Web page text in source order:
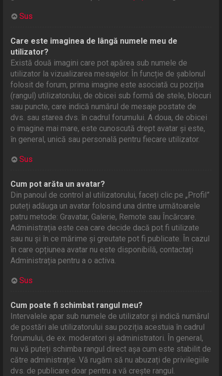
Sus
Care este imaginea de lângă numele meu de
utilizator?
Există două imagini care pot apărea sub numele de
utilizator la vizualizarea mesajelor. În funcție de șablonul
folosit de forum, prima imagine este asociată cu poziția
(rangul) utilizatorului, de obicei sub formă de stele, blocuri
sau puncte, care indică numărul de mesaje postate de
dvs. sau starea dvs. în cadrul forumului. A doua, de obicei
o imagine mai mare, este cunoscută drept avatar și este,
în general, unică sau personală pentru fiecare utilizator.
Sus
Cum pot arăta un avatar?
Din panoul de control al utilizatorului, faceți clic pe „Profil”
puteți adăuga un avatar folosind una dintre următoarele
patru metode: Gravatar, Galerie, Remote sau Încărcare.
Administrația este cea care decide dacă pot fi utilizate
sau nu și în ce mărime și greutate pot fi publicate. În cazul
în care opțiunea avatar nu este disponibilă, contactați
Administrația pentru a o activa.
Sus
Cum poate fi schimbat rangul meu?
Intervalele apar sub numele de utilizator și indică numărul
de postări ale utilizatorului sau poziția acestuia în cadrul
forumului, de ex. moderatori și administratori. În general,
nu vă puteți schimba rangul direct așa cum este stabilit de
către administrație. Vă rugăm să nu abuzați de privilegiile
dvs. de publicare doar pentru a vă crește rangul.